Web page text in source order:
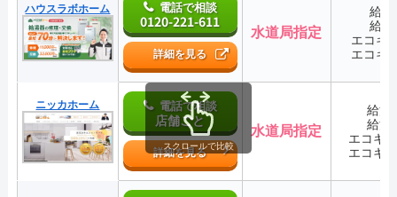
ハウスラボホーム 電話で相談
0120-221-611
詳細を見る
水道局指定
給
給
エコキ
エコキ
ニッカホーム 電話で相談
店舗ごと
詳細を見る
水道局指定
給湯
給湯
エコキ
エコキ
スクロールで比較